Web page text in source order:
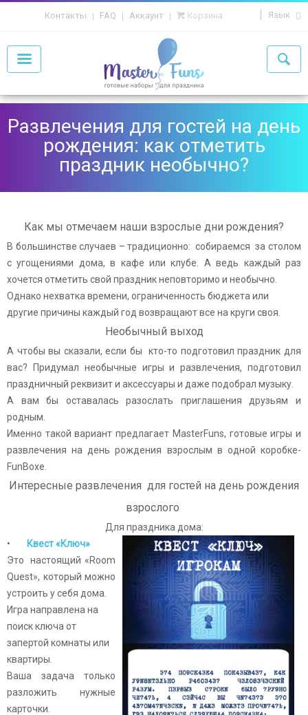
Контакты FAQ Аккаунт Корзина Язык
Развлечения для гостей на день
рождения: как отметить
праздник необычно?
Как мы отмечаем наши взрослые дни рождения?
В большинстве случаев – традиционно: собираемся за столом
с угощениями дома, в кафе или клубе. А ведь каждый раз
хочется отметить свой праздник неповторимо и необычно.
Однако нехватка времени, ограниченность бюджета или
другие причины каждый год возвращают все на круги своя.
Необычный выход
А чтобы вы сказали, если бы кто-то подготовил праздник для
вас?
Придумал необычные игры и развлечения, подготовил
праздничный реквизит и аксессуары и даже подобрал музыку.
А вам бы оставалась разослать приглашения друзьям и
родным.
Именно такой вариант предлагает MasterFuns, готовые игры и
развлечения на день рождения взрослым в одной коробке-
FunBoxe.
Интересные развлечения для гостей на день рождения
взрослого
Для праздника дома:
•
Квест «Ключ»
Это настоящий «Room
Quest», который можно
устроить у себя дома.
Игра направлена на
поиск ключа от
запертой комнаты или
квартиры.
Ваша задача только
разложить нужные
карточки.